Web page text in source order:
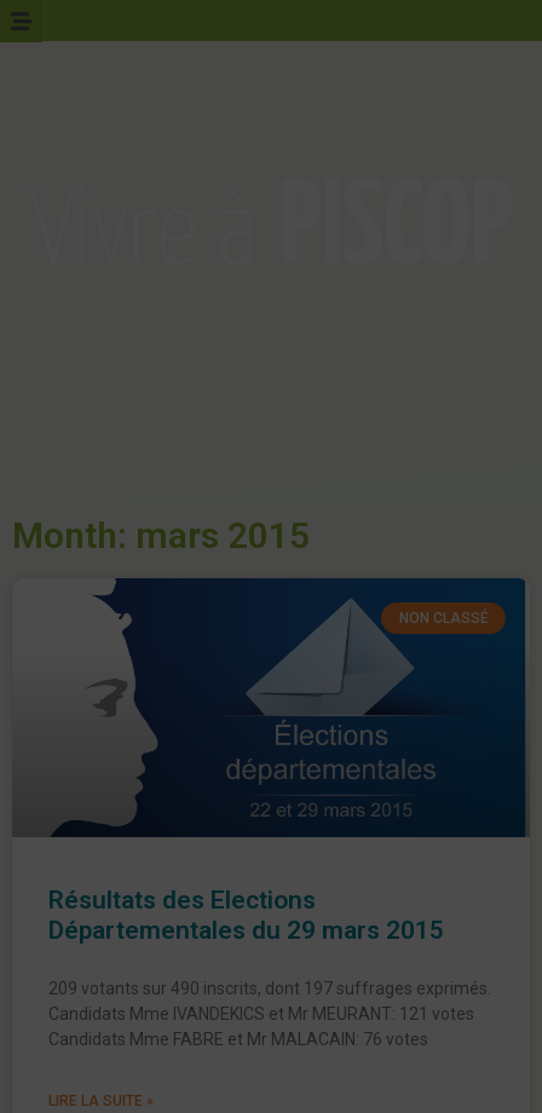
Month: mars 2015
NON CLASSÉ
Résultats des Elections
Départementales du 29 mars 2015
209 votants sur 490 inscrits, dont 197 suffrages exprimés.
Candidats Mme IVANDEKICS et Mr MEURANT: 121 votes
Candidats Mme FABRE et Mr MALACAIN: 76 votes
LIRE LA SUITE »